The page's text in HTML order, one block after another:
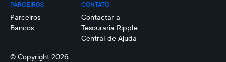
PARCEIROS
Parceiros
Bancos
CONTATO
Contactar a
Tesouraria Ripple
Central de Ajuda
© Copyright 2026.